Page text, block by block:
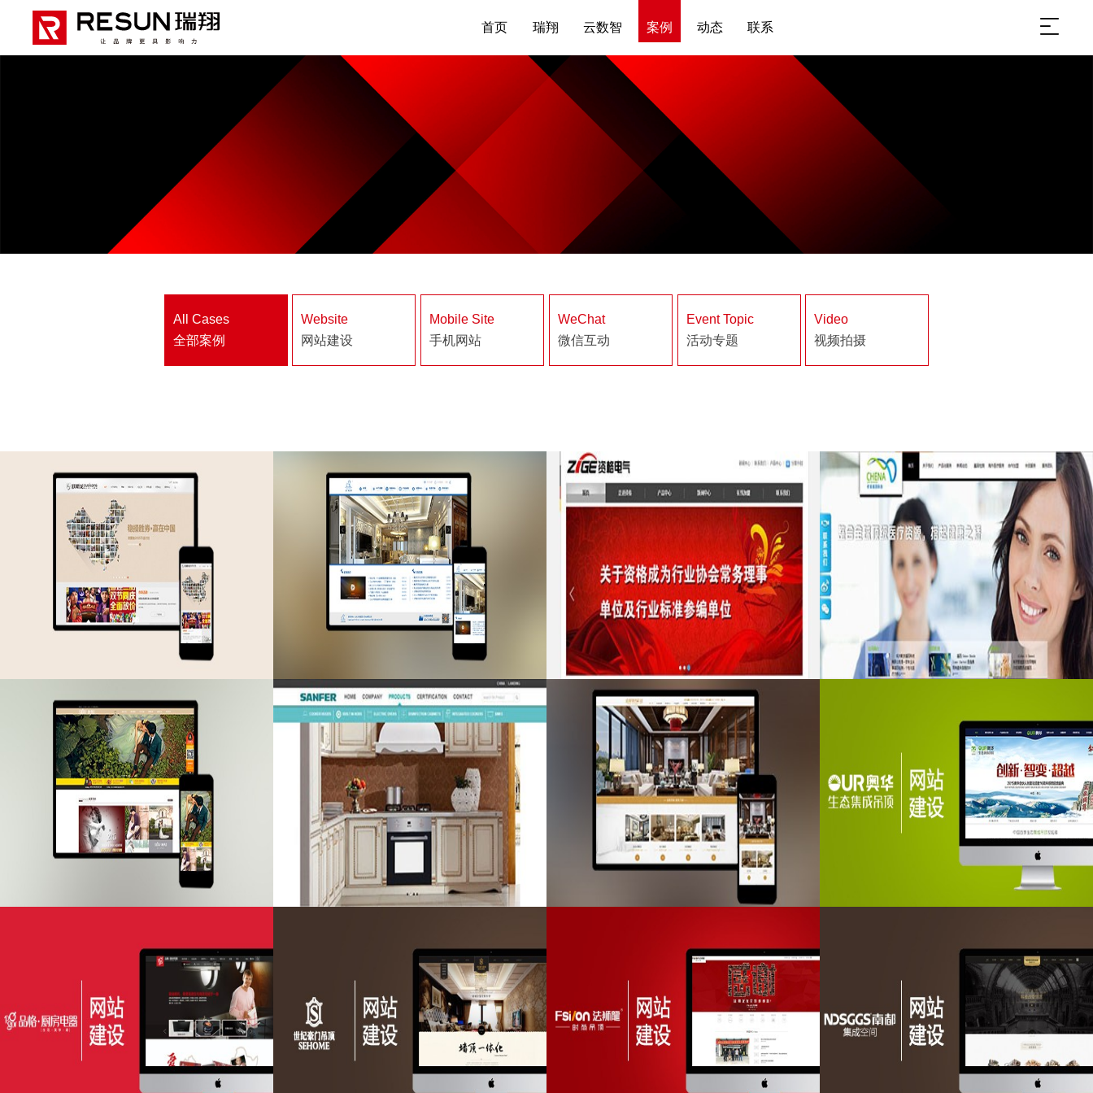
首页 瑞翔 云数智 案例 动态 联系
All Cases
全部案例
Website
网站建设
Mobile Site
手机网站
WeChat
微信互动
Event Topic
活动专题
Video
视频拍摄